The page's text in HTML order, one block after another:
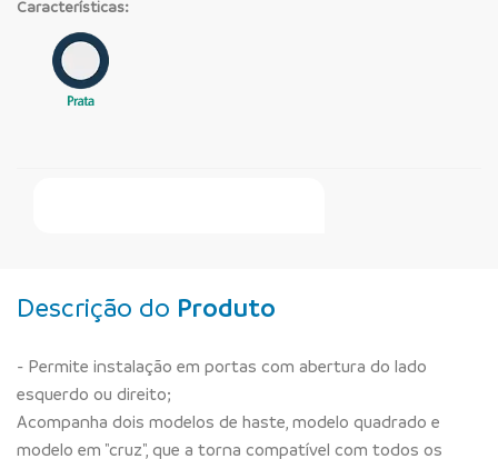
Características:
Descrição do Produto
- Permite instalação em portas com abertura do lado
esquerdo ou direito;
Acompanha dois modelos de haste, modelo quadrado e
modelo em "cruz", que a torna compatível com todos os